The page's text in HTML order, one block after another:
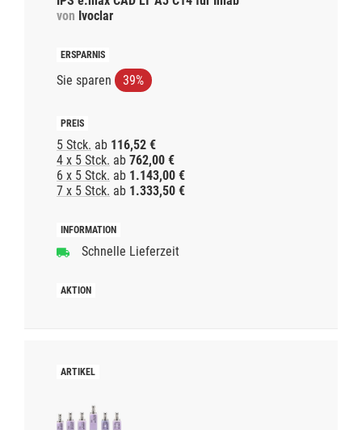
von Ivoclar
Sie sparen 39%
5 Stck. ab 116,52 €
4 x 5 Stck. ab 762,00 €
6 x 5 Stck. ab 1.143,00 €
7 x 5 Stck. ab 1.333,50 €
Schnelle Lieferzeit